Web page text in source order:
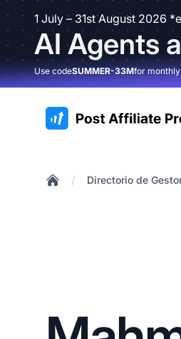
1 July – 31st August 2026
AI Agents
Use codeSUMMER-33Mfor
:site.title
/ Directorio de